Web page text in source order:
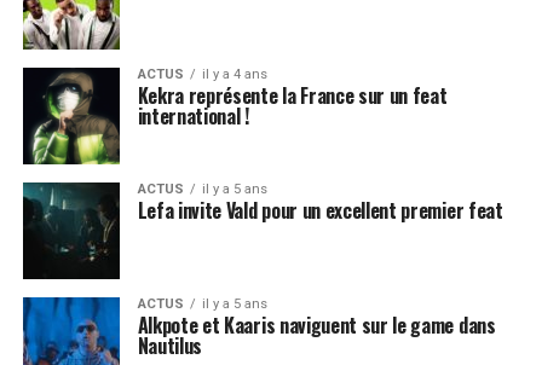
ACTUS il y a 4 ans
Kekra représente la France sur un feat
international !
ACTUS il y a 5 ans
Lefa invite Vald pour un excellent premier feat
ACTUS il y a 5 ans
Alkpote et Kaaris naviguent sur le game dans
Nautilus